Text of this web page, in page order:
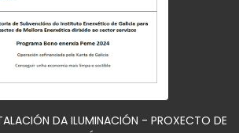
DA ILUMINACIÓN - PROXECTO DE